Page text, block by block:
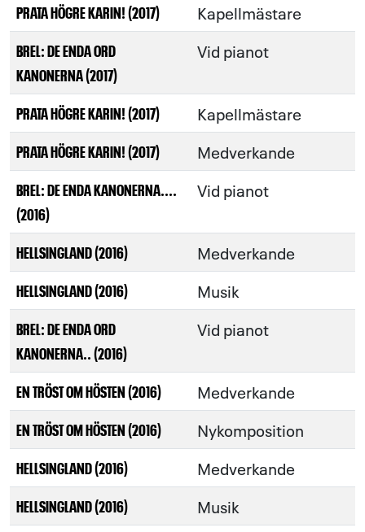
PRATA HÖGRE KARIN! (2017) Kapellmästare
BREL: DE ENDA ORD
KANONERNA (2017)
Vid pianot
PRATA HÖGRE KARIN! (2017) Kapellmästare
PRATA HÖGRE KARIN! (2017) Medverkande
BREL: DE ENDA KANONERNA....
(2016)
Vid pianot
HELLSINGLAND (2016) Medverkande
HELLSINGLAND (2016) Musik
BREL: DE ENDA ORD
KANONERNA.. (2016)
Vid pianot
EN TRÖST OM HÖSTEN (2016) Medverkande
EN TRÖST OM HÖSTEN (2016) Nykomposition
HELLSINGLAND (2016) Medverkande
HELLSINGLAND (2016) Musik